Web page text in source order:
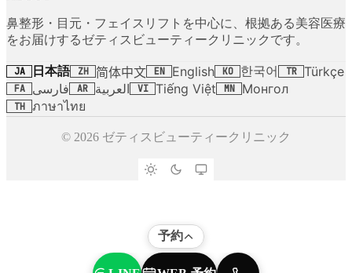
鼻整形・目元・フェイスリフトを中心に、根拠ある美容医療
をお届けするゼティスビューティークリニックです。
JA 日本語 ZH 简体中文 EN English KO 한국어 TR Türkçe
FA فارسی AR العربية VI Tiếng Việt MN Монгол
TH ภาษาไทย
© 2026 ゼティスビューティークリニック
予約